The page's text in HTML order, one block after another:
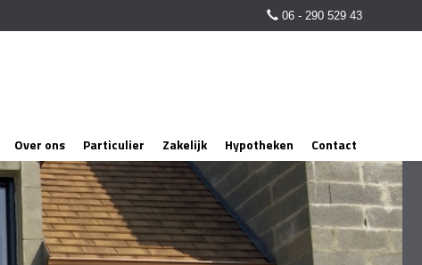
06 - 290 529 43
Over ons Particulier Zakelijk Hypotheken Contact